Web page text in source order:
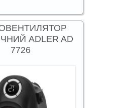
ADLER AD
7726